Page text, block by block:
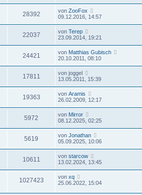
28392 von ZooFox
09.12.2016, 14:57
22037 von Terep
23.09.2014, 19:21
24421 von Matthias Gubisch
20.10.2011, 08:10
17811 von joggel
13.05.2011, 15:39
19363 von Aramis
26.02.2009, 12:17
5972 von Mirror
08.12.2025, 02:25
5619 von Jonathan
05.09.2025, 10:06
10611 von starcow
13.02.2024, 13:45
1027423 von xq
25.06.2022, 15:04